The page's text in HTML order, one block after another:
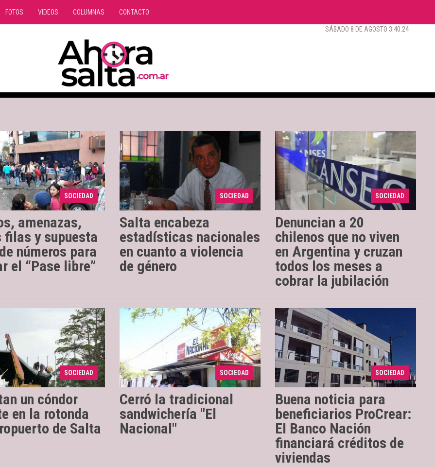
FOTOS VIDEOS COLUMNAS CONTACTO
SÁBADO 8 DE AGOSTO 3:40:25
SOCIEDAD
amenazas,
filas y supuesta
números para
el “Pase libre”
Denuncian que una
un número por
los usuarios le
al guardia éste los
SOCIEDAD
Salta encabeza
estadísticas nacionales
en cuanto a violencia
de género
02/03/2018
En estos dos últimos
años, hubo 160 casos de bullying
y violencia de género según
indica el Doctor Álvaro Ulloa,
titular del INADI, el Instituto Naci
...
SOCIEDAD
Denuncian a 20
chilenos que no viven
en Argentina y cruzan
todos los meses a
cobrar la jubilación
02/03/2018 El delito está siendo
investigado por la ANSES de
Esquel. Se estima que, en esa
sucursal, se entregan cerca de
$300.000 en jubilaciones a
personas qu ...
SOCIEDAD
un cóndor
en la rotonda
de Salta
De repente, los
de la zona de San Luis,
un inmenso cóndor
emplazado en la
acceso al aeropuerto
SOCIEDAD
Cerró la tradicional
sandwichería "El
Nacional"
Luego de 30 años de
estar en la esquina del ex colegio
Nacional entre el Paseo Güemes
y Av. Bicentenario de la Batalla de
Salta, el local comercial d ...
SOCIEDAD
Buena noticia para
beneficiarios ProCrear:
El Banco Nación
financiará créditos de
viviendas
28/02/2018
El subsecretario de
Desarrollo Urbanístico de Nación,
Iván Kerr, explicó que tras el
convenio firmado con la entidad
bancaria, quienes salieron sorte ...